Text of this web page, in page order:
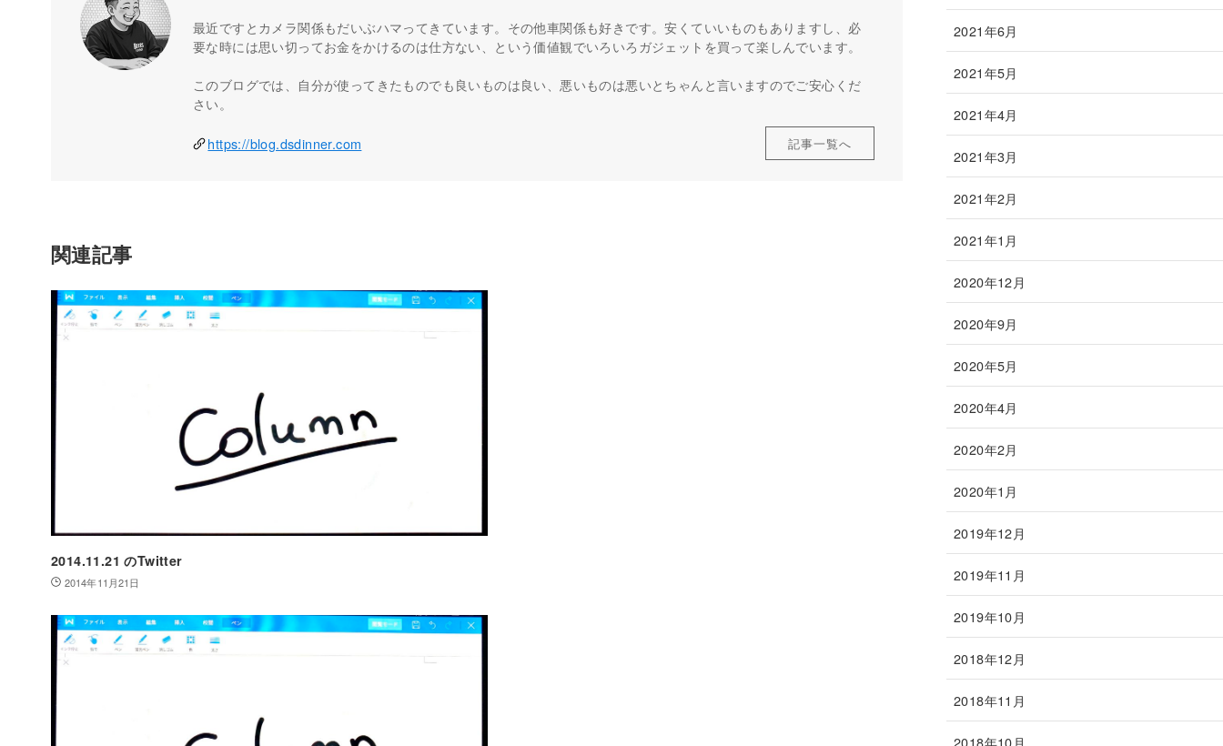
最近ですとカメラ関係もだいぶハマってきています。その他車関係も好きです。安くていいものもありますし、必
要な時には思い切ってお金をかけるのは仕方ない、という価値観でいろいろガジェットを買って楽しんでいます。
このブログでは、自分が使ってきたものでも良いものは良い、悪いものは悪いとちゃんと言いますのでご安心くだ
さい。
https://blog.dsdinner.com 記事一覧へ
関連記事
2014.11.21 のTwitter
2014年11月21日
2021年6月
2021年5月
2021年4月
2021年3月
2021年2月
2021年1月
2020年12月
2020年9月
2020年5月
2020年4月
2020年2月
2020年1月
2019年12月
2019年11月
2019年10月
2018年12月
2018年11月
2018年10月